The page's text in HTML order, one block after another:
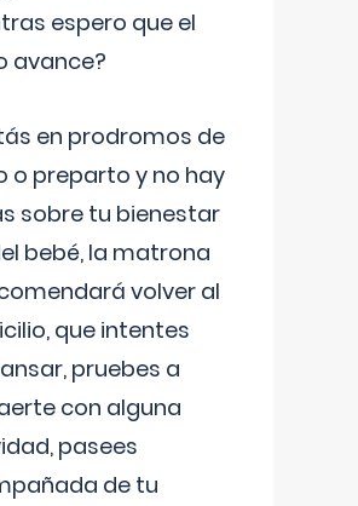
espero que el
avance?
en prodromos de
o preparto y no hay
sobre tu bienestar
bebé, la matrona
volver al
que intentes
pruebes a
con alguna
pasees
de tu